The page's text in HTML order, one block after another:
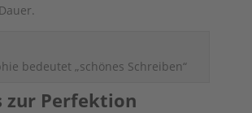
bedeutet „schönes Schreiben“
zur Perfektion